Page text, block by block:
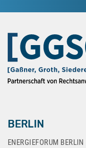
BERLIN
ENERGIEFORUM BERLIN